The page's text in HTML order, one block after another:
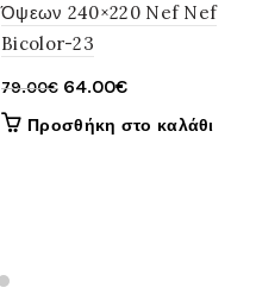
Όψεων 240×220 Nef Nef
Bicolor-23
79.00€ Original
price
64.00€Η
τρέχουσα
Προσθήκη στο καλάθι